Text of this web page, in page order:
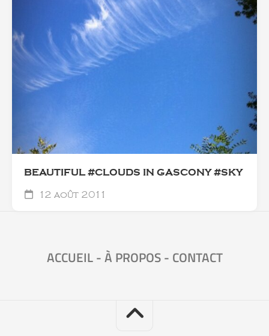
BEAUTIFUL #CLOUDS IN GASCONY #SKY
12 août 2011
ACCUEIL-À PROPOS- CONTACT